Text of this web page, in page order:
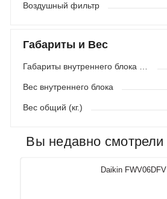
Воздушный фильтр
Габариты и Вес
Габариты внутреннего блока (мм)
Вес внутреннего блока
Вес общий (кг.)
Вы недавно смотрели
Daikin FWV06DFV